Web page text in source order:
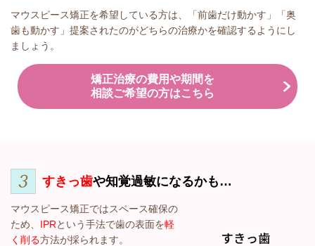
マウスピース矯正を希望している方は、「前歯だけ動かす」「奥
歯も動かす」提案されたのがどちらの治療かを確認するようにし
ましょう。
矯正治療の費用や期間を
相談ご希望の方はこちら
すきっ歯や知覚過敏になるかも…
マウスピース矯正ではスペース確保の
ため、 IPRという手法で歯の表面を軽
く削る方法が採られます。